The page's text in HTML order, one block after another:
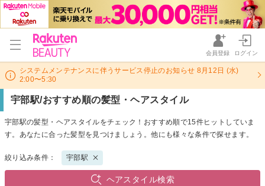
会員登録 ログイン
システムメンテナンスに伴うサービス停止のお知らせ 8月12日 (水)
2:00〜5:30
宇部駅/おすすめ順の髪型・ヘアスタイル
宇部駅の髪型・ヘアスタイルをチェック！おすすめ順で15件ヒットしていま
す。あなたに合った髪型を見つけましょう。他にも様々な条件で探せます。
絞り込み条件： 宇部駅
ヘアスタイル検索